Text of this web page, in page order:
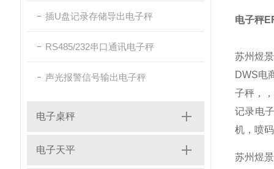
插U盘记录存储导出电子秤
RS485/232串口通讯电子秤
声光报警信号输出电子秤
电子桌秤
电子天平
电子秤
苏州煜
DWS电
子秤，
记录电
机，喷
苏州煜